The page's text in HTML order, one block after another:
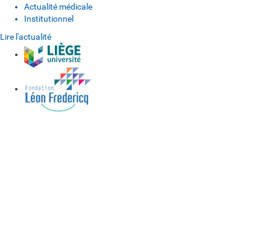
Actualité médicale
Institutionnel
Lire l'actualité